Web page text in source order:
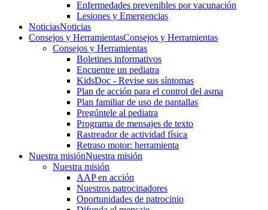
Enfermedades prevenibles por vacunación
Lesiones y Emergencias
NoticiasNoticias
Consejos y HerramientasConsejos y Herramientas
Consejos y Herramientas
Boletines informativos
Encuentre un pediatra
KidsDoc - Revise sus síntomas
Plan de acción para el control del asma
Plan familiar de uso de pantallas
Pregúntele al pediatra
Programa de mensajes de texto
Rastre​​ador de activida​d física
Retraso motor: herramienta
Nuestra misiónNuestra misión
Nuestra misión
AAP en acción
Nuestros patrocinadores
Oportunidades de patrocinio